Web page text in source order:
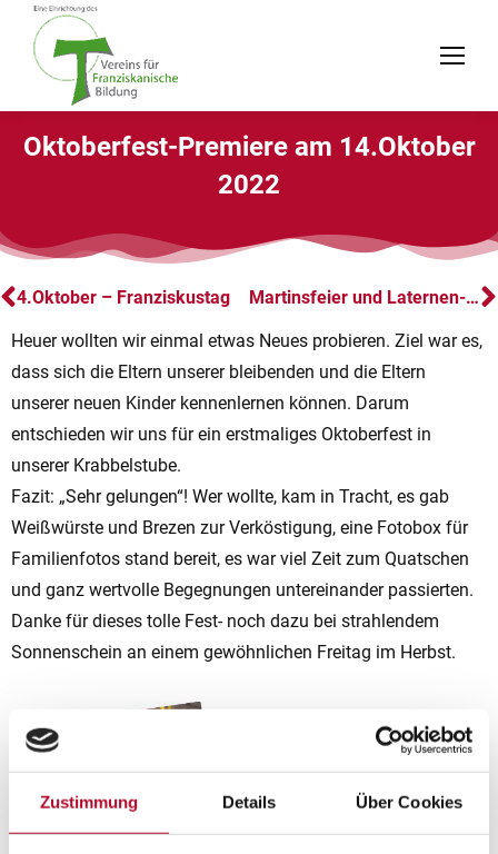
Zustimmung Details Über Cookies
Oktoberfest-Premiere am 14.Oktober
2022
4.Oktober – Franziskustag Martinsfeier und Laternen-& Lichterweg 2022
Heuer wollten wir einmal etwas Neues probieren. Ziel war es,
dass sich die Eltern unserer bleibenden und die Eltern
unserer neuen Kinder kennenlernen können. Darum
entschieden wir uns für ein erstmaliges Oktoberfest in
unserer Krabbelstube.
Fazit: „Sehr gelungen“! Wer wollte, kam in Tracht, es gab
Weißwürste und Brezen zur Verköstigung, eine Fotobox für
Familienfotos stand bereit, es war viel Zeit zum Quatschen
und ganz wertvolle Begegnungen untereinander passierten.
Danke für dieses tolle Fest- noch dazu bei strahlendem
Sonnenschein an einem gewöhnlichen Freitag im Herbst.